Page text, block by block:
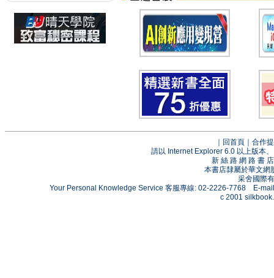
回首頁
合作
請以 Internet Explorer 6.0 以上版本
新 絲 路 網 路 書
本書店隸屬於華文網
采舍國際
Your Personal Knowledge Service 客服專線: 02-2226-7768 E-
c 2001